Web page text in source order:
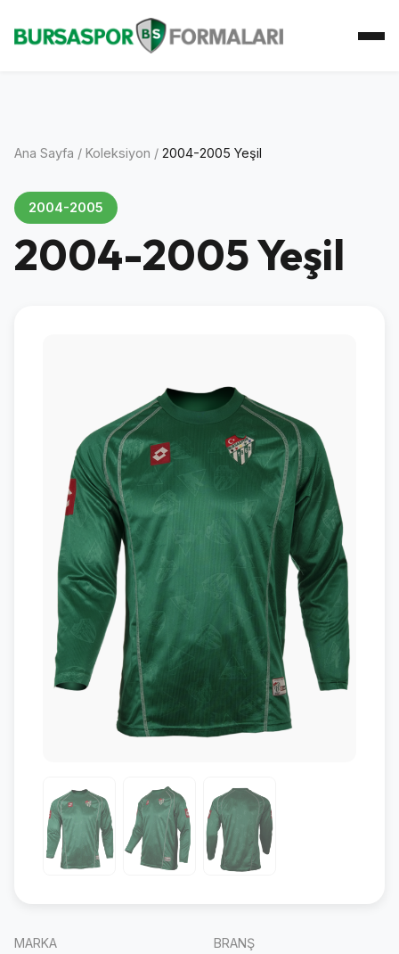
Koleksiyon
Ana Sayfa / Koleksiyon / 2004-2005 Yeşil
2004-2005
2004-2005 Yeşil
MARKA BRANŞ